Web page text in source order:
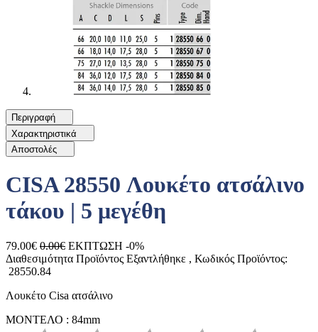
Περιγραφή
Χαρακτηριστικά
Αποστολές
CISA 28550 Λουκέτο ατσάλινο
τάκου | 5 μεγέθη
79.00€ 0.00€ ΕΚΠΤΩΣΗ -0%
Διαθεσιμότητα Προϊόντος Εξαντλήθηκε , Κωδικός Προϊόντος:
28550.84
Λουκέτο Cisa ατσάλινο
ΜΟΝΤΕΛΟ : 84mm